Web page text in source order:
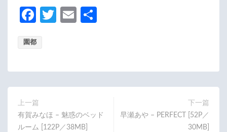
Fa
b
k
T
E
園都
上一篇
有賀みなほ – 魅惑のベッド
ルーム [122P／38MB]
下一篇
早瀬あや – PERFECT [52P／
30MB]